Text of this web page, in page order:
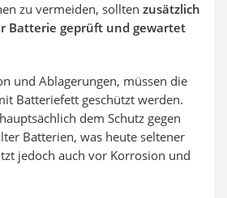
zu vermeiden, sollten zusätzlich
Batterie geprüft und gewartet
und Ablagerungen, müssen die
Batteriefett geschützt werden.
dem Schutz gegen
Batterien, was heute seltener
jedoch auch vor Korrosion und